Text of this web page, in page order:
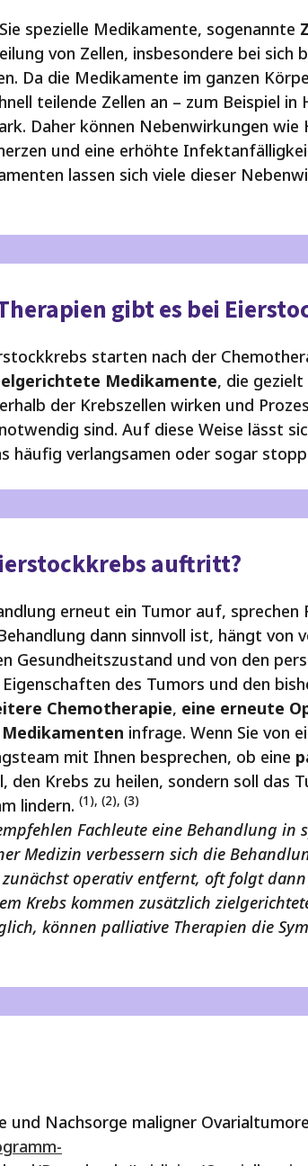
spezielle Medikamente, sogenannte
von Zellen, insbesondere bei sich
Da die Medikamente im ganzen
teilende Zellen an – zum Beispiel
Daher können Nebenwirkungen wie
und eine erhöhte
lassen sich viele dieser
gibt es bei
starten nach der
Medikamente, die gezielt
der Krebszellen wirken und
sind. Auf diese Weise lässt
häufig verlangsamen oder sogar
auftritt?
erneut ein Tumor auf, sprechen
dann sinnvoll ist, hängt von
Gesundheitszustand und von den
des Tumors und den
Chemotherapie, eine erneute
infrage. Wenn Sie von
mit Ihnen besprechen, ob eine
den Krebs zu heilen, sondern soll das
lindern. (1), (2), (3)
Fachleute eine Behandlung in
Medizin verbessern sich die
operativ entfernt, oft folgt
Krebs kommen zusätzlich
können palliative Therapien die
und Nachsorge maligner